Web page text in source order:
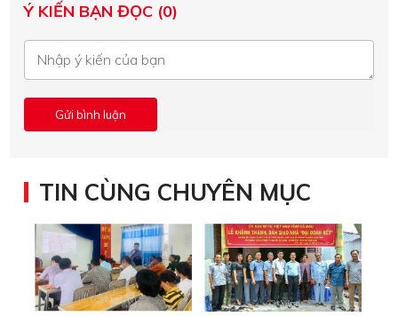
Ý KIẾN BẠN ĐỌC (0)
TIN CÙNG CHUYÊN MỤC